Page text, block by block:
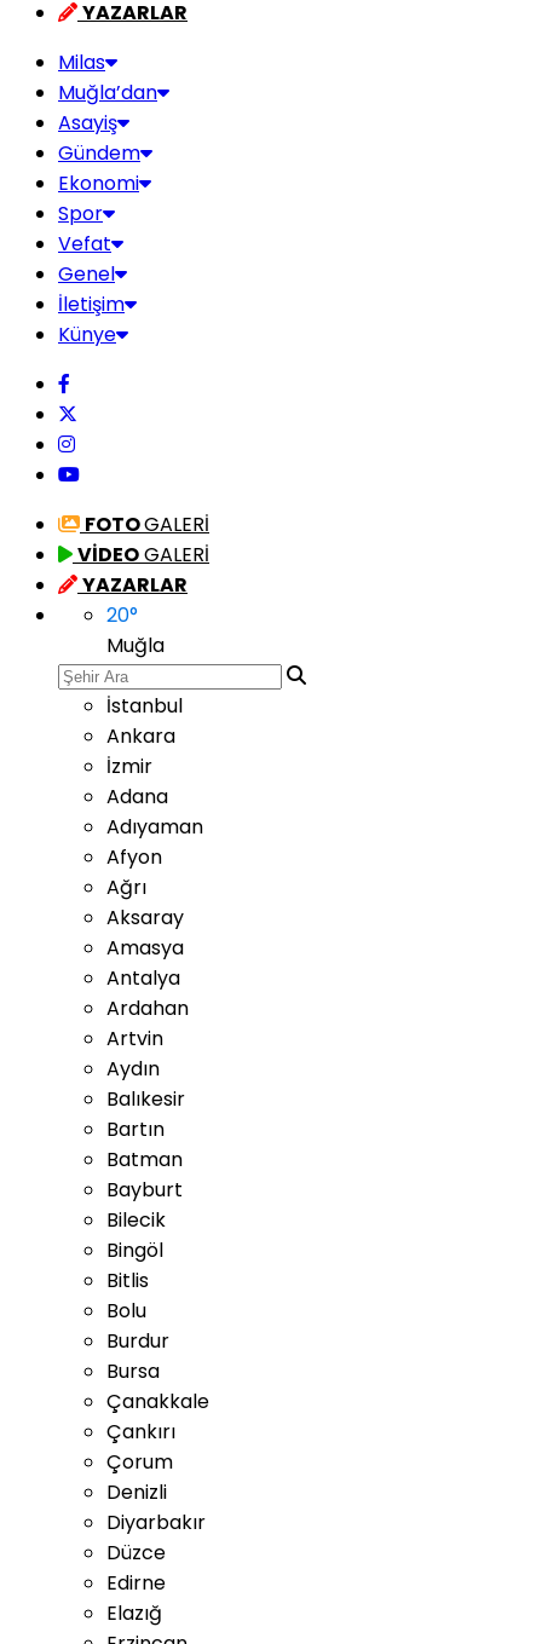
YAZARLAR
Milas
Muğla’dan
Asayiş
Gündem
Ekonomi
Spor
Vefat
Genel
İletişim
Künye
FOTOGALERİ
VİDEOGALERİ
YAZARLAR
20°
Muğla
İstanbul
Ankara
İzmir
Adana
Adıyaman
Afyon
Ağrı
Aksaray
Amasya
Antalya
Ardahan
Artvin
Aydın
Balıkesir
Bartın
Batman
Bayburt
Bilecik
Bingöl
Bitlis
Bolu
Burdur
Bursa
Çanakkale
Çankırı
Çorum
Denizli
Diyarbakır
Düzce
Edirne
Elazığ